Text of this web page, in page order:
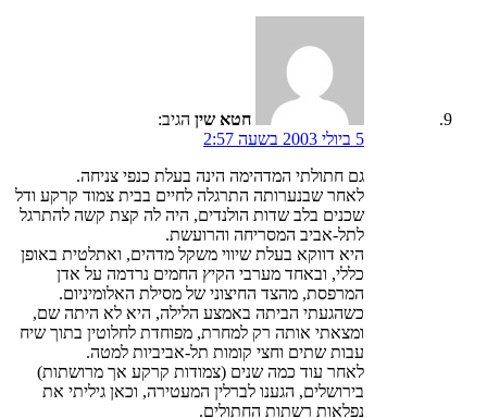
חטא שין הגיב:
5 ביולי 2003 בשעה 2:57
גם חתולתי המדהימה הינה בעלת כנפי צניחה.
לאחר שבנערותה התרגלה לחיים בבית צמוד קרקע ודל
שכנים בלב שדות הולנדים, היה לה קצת קשה להתרגל
לתל-אביב המסריחה והרועשת.
היא דווקא בעלת שיווי משקל מדהים, ואתלטית באופן
כללי, ובאחד מערבי הקיץ החמים נרדמה על אדן
המרפסת, מהצד החיצוני של מסילת האלומיניום.
כשהגעתי הביתה באמצע הלילה, היא לא היתה שם,
ומצאתי אותה רק למחרת, מפוחדת לחלוטין בתוך שיח
עבות שתים וחצי קומות תל-אביביות למטה.
לאחר עוד כמה שנים (צמודות קרקע אך מרושתות)
בירושלים, הגענו לברלין המעטירה, וכאן גיליתי את
נפלאות רשתות החתולים.